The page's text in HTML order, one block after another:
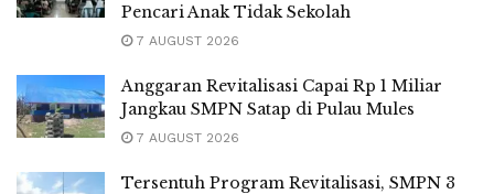
Pencari Anak Tidak Sekolah
7 AUGUST 2026
Anggaran Revitalisasi Capai Rp 1 Miliar
Jangkau SMPN Satap di Pulau Mules
7 AUGUST 2026
Tersentuh Program Revitalisasi, SMPN 3